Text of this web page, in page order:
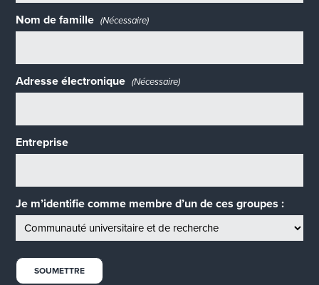
Nom de famille (Nécessaire)
Adresse électronique (Nécessaire)
Entreprise
Je m’identifie comme membre d’un de ces groupes :